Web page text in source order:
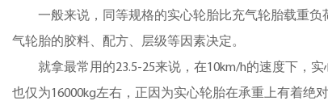
一般来说，同等规格的实心轮胎比充气轮胎载重
气轮胎的胶料、配方、层级等因素决定。
就拿最常用的23.5-25来说，在10km/h的速度下，
也仅为16000kg左右，正因为实心轮胎在承重上有着绝